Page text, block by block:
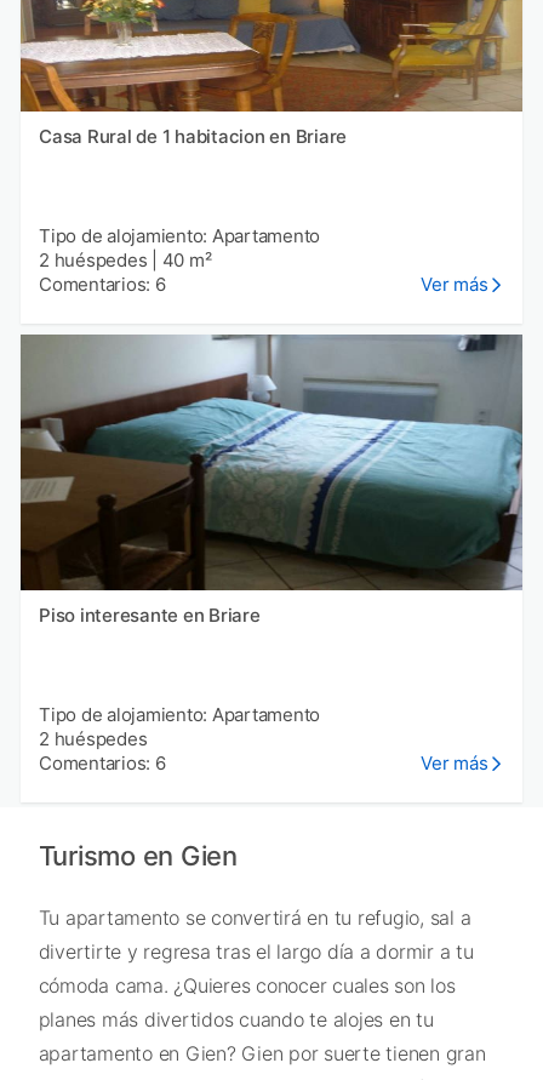
Casa Rural de 1 habitacion en Briare
Tipo de alojamiento: Apartamento
2 huéspedes
40 m²
Comentarios: 6
Ver más
Piso interesante en Briare
Tipo de alojamiento: Apartamento
2 huéspedes
Comentarios: 6
Ver más
Turismo en Gien
Tu apartamento se convertirá en tu refugio, sal a
divertirte y regresa tras el largo día a dormir a tu
cómoda cama. ¿Quieres conocer cuales son los
planes más divertidos cuando te alojes en tu
apartamento en Gien? Gien por suerte tienen gran